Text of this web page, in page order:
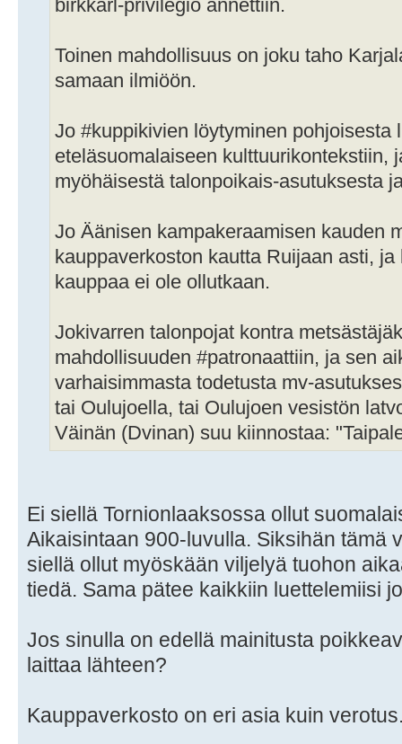
birkkarl-privilegio annettiin.
Toinen mahdollisuus on joku taho
samaan ilmiöön.
Jo #kuppikivien löytyminen pohjoisesta
eteläsuomalaiseen kulttuurikontekstiin,
myöhäisestä talonpoikais-asutuksesta
Jo Äänisen kampakeraamisen kauden
kauppaverkoston kautta Ruijaan asti,
kauppaa ei ole ollutkaan.
Jokivarren talonpojat kontra
mahdollisuuden #patronaattiin, ja sen
varhaisimmasta todetusta mv-
tai Oulujoella, tai Oulujoen vesistön
Väinän (Dvinan) suu kiinnostaa:
Ei siellä Tornionlaaksossa ollut
Aikaisintaan 900-luvulla. Siksihän tämä
siellä ollut myöskään viljelyä tuohon
tiedä. Sama pätee kaikkiin luettelemiisi
Jos sinulla on edellä mainitusta
laittaa lähteen?
Kauppaverkosto on eri asia kuin